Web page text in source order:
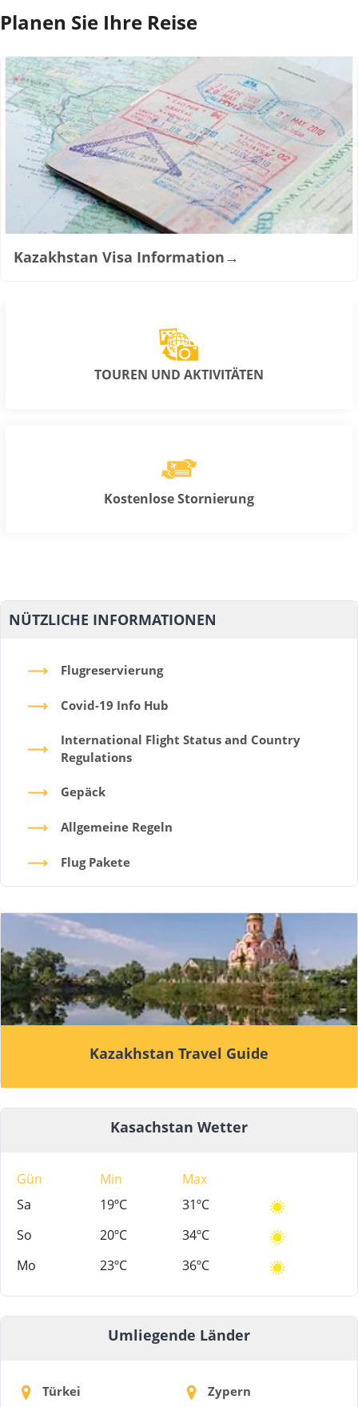
Planen Sie Ihre Reise
Kazakhstan Visa Information→
TOUREN UND AKTIVITÄTEN
Kostenlose Stornierung
NÜTZLICHE INFORMATIONEN
Flugreservierung
Covid-19 Info Hub
International Flight Status and Country
Regulations
Gepäck
Allgemeine Regeln
Flug Pakete
Kazakhstan Travel Guide
Kasachstan Wetter
Gün Min
Max
Sa
19ºC
31ºC
So
20ºC
34ºC
Mo
23ºC 36ºC
Umliegende Länder
Türkei Zypern